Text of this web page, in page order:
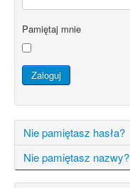
Pamiętaj mnie
Zaloguj
Nie pamiętasz hasła?
Nie pamiętasz nazwy?